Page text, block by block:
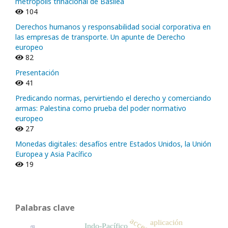
104
Derechos humanos y responsabilidad social corporativa en
las empresas de transporte. Un apunte de Derecho
europeo
82
Presentación
41
Predicando normas, pervirtiendo el derecho y comerciando
armas: Palestina como prueba del poder normativo
europeo
27
Monedas digitales: desafíos entre Estados Unidos, la Unión
Europea y Asia Pacífico
19
Palabras clave
Indo-Pacífico aplicación